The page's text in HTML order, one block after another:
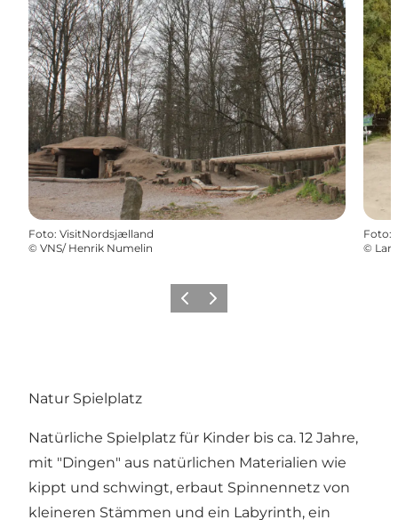
Foto: VisitNordsjælland
© VNS/ Henrik Numelin
Foto:
©
ZurückWeiter
Natur Spielplatz
Natürliche Spielplatz für Kinder bis ca. 12 Jahre,
mit "Dingen" aus natürlichen Materialien wie
kippt und schwingt, erbaut Spinnennetz von
kleineren Stämmen und ein Labyrinth, ein